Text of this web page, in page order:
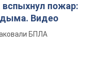
пожар:
дыма. Видео
БПЛА